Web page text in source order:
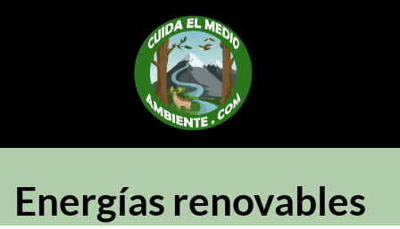
Energías renovables